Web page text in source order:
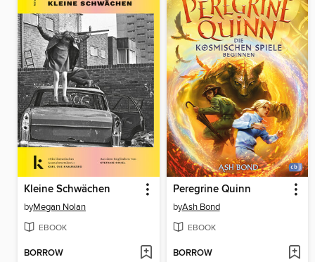
Kleine Schwächen
byMegan Nolan
EBOOK
BORROW
Peregrine Quinn
byAsh Bond
EBOOK
BORROW